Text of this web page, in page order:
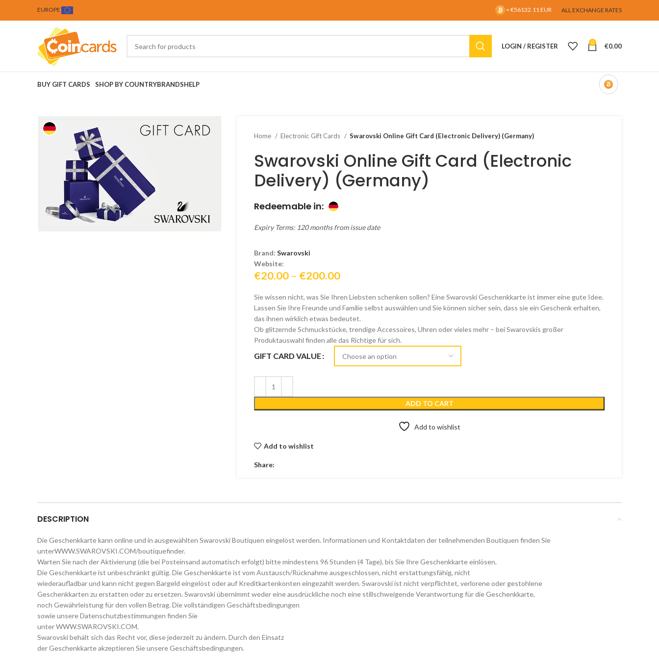
EUROPE = €56132.11 EUR ALL EXCHANGE RATES
LOGIN / REGISTER 0 €0.00
BUY GIFT CARDS SHOP BY COUNTRYBRANDSHELP
Home Electronic Gift Cards Swarovski Online Gift Card (Electronic Delivery) (Germany)
Swarovski Online Gift Card (Electronic
Delivery) (Germany)
Redeemable in:
Expiry Terms: 120 months from issue date
Brand:Swarovski
Website:
€20.00 – €200.00Price
€20.00
through
€200.00
Sie wissen nicht, was Sie Ihren Liebsten schenken sollen? Eine Swarovski Geschenkkarte ist immer eine gute Idee.
Lassen Sie Ihre Freunde und Familie selbst auswählen und Sie können sicher sein, dass sie ein Geschenk erhalten,
das ihnen wirklich etwas bedeutet.
Ob glitzernde Schmuckstücke, trendige Accessoires, Uhren oder vieles mehr – bei Swarovskis großer
Produktauswahl finden alle das Richtige für sich.
GIFT CARD VALUE
ADD TO CART
Add to wishlist
Add to wishlist
Share:
DESCRIPTION
Die Geschenkkarte kann online und in ausgewählten Swarovski Boutiquen eingelöst werden. Informationen und Kontaktdaten der teilnehmenden Boutiquen finden Sie
unterWWW.SWAROVSKI.COM/boutiquefinder.
Warten Sie nach der Aktivierung (die bei Posteinsand automatisch erfolgt) bitte mindestens 96 Stunden (4 Tage), bis Sie Ihre Geschenkkarte einlösen.
Die Geschenkkarte ist unbeschränkt gültig. Die Geschenkkarte ist vom Austausch/Rücknahme ausgeschlossen, nicht erstattungsfähig, nicht
wiederaufladbar und kann nicht gegen Bargeld eingelöst oder auf Kreditkartenkonten eingezahlt werden. Swarovski ist nicht verpflichtet, verlorene oder gestohlene
Geschenkkarten zu erstatten oder zu ersetzen. Swarovski übernimmt weder eine ausdrückliche noch eine stillschweigende Verantwortung für die Geschenkkarte,
noch Gewährleistung für den vollen Betrag. Die vollständigen Geschäftsbedingungen
sowie unsere Datenschutzbestimmungen finden Sie
unter WWW.SWAROVSKI.COM.
Swarovski behält sich das Recht vor, diese jederzeit zu ändern. Durch den Einsatz
der Geschenkkarte akzeptieren Sie unsere Geschäftsbedingungen.